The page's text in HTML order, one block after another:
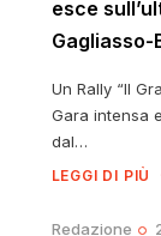
esce
Gagliasso-
Un Rally “Il
Gara intensa
dal…
LEGGI DI PIÙ
Redazione